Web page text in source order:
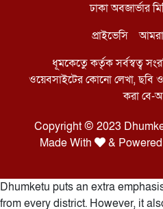
ঢাকা অবজার্ভার
প্রাইভেসি
আমরা
ধূমকেতুে কর্তৃক সর্বস্বত্ব
ওয়েবসাইটের কোনো লেখা, ছবি
করা বে-
Copyright © 2023
Made With
&
Dhumketu puts an extra
from every district. However, it